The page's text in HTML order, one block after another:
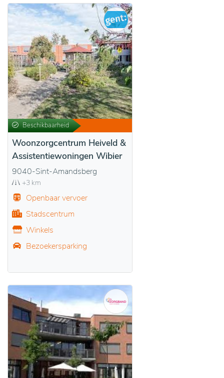
Beschikbaarheid
Woonzorgcentrum Heiveld &
Assistentiewoningen Wibier
9040-Sint-Amandsberg
+3 km
Openbaar vervoer
Stadscentrum
Winkels
Bezoekersparking